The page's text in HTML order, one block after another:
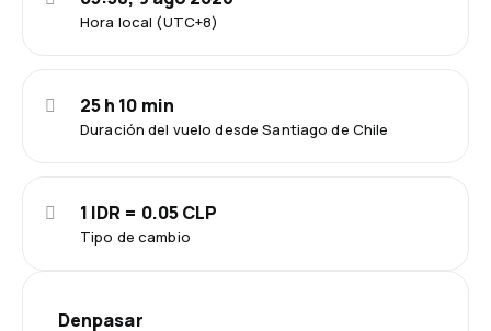
Hora local (UTC+8)
Duración del vuelo desde Santiago de Chile
25 h 10 min
Tipo de cambio
1 IDR = 0.05 CLP
Denpasar